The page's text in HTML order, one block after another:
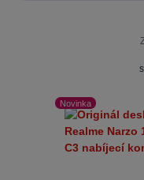
Novinka